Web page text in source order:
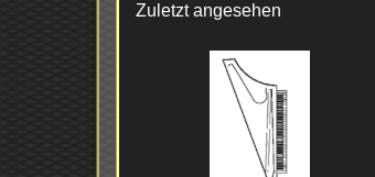
Zuletzt angesehen